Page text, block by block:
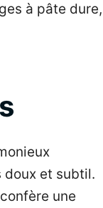
à pâte dure,
doux et subtil.
une